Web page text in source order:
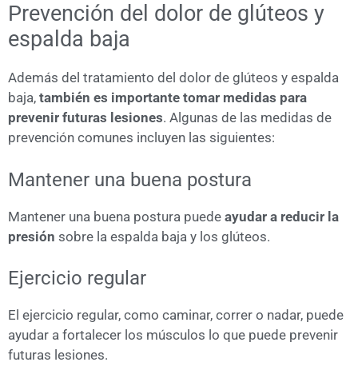
Prevención del dolor de glúteos y
espalda baja
Además del tratamiento del dolor de glúteos y espalda
baja, también es importante tomar medidas para
prevenir futuras lesiones. Algunas de las medidas de
prevención comunes incluyen las siguientes:
Mantener una buena postura
Mantener una buena postura puede ayudar a reducir la
presión sobre la espalda baja y los glúteos.
Ejercicio regular
El ejercicio regular, como caminar, correr o nadar, puede
ayudar a fortalecer los músculos lo que puede prevenir
futuras lesiones.